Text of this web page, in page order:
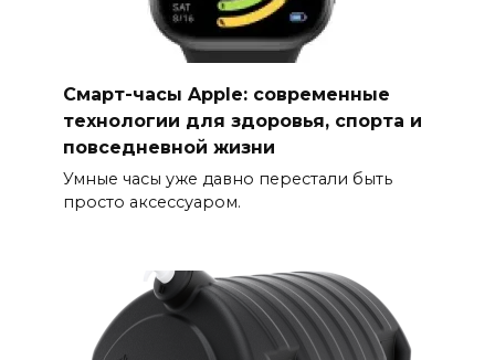
Смарт-часы Apple: современные
технологии для здоровья, спорта и
повседневной жизни
Умные часы уже давно перестали быть
просто аксессуаром.